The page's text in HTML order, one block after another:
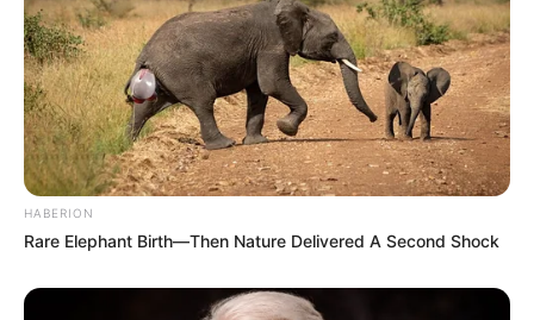
HABERION
Rare Elephant Birth—Then Nature Delivered A Second Shock